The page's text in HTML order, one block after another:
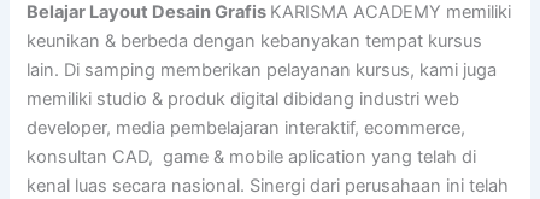
Belajar Layout Desain Grafis KARISMA ACADEMY memiliki
keunikan & berbeda dengan kebanyakan tempat kursus
lain. Di samping memberikan pelayanan kursus, kami juga
memiliki studio & produk digital dibidang industri web
developer, media pembelajaran interaktif, ecommerce,
konsultan CAD, game & mobile aplication yang telah di
kenal luas secara nasional. Sinergi dari perusahaan ini telah